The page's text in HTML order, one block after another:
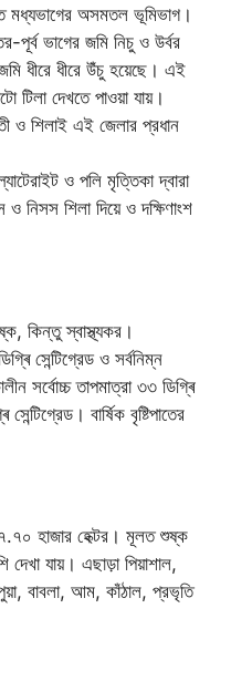
মধ্যভাগের অসমতল ভূমিভাগ।
পূর্ব ভাগের জমি নিচু ও উর্বর
ধীরে ধীরে উঁচু হয়েছে। এই
টিলা দেখতে পাওয়া যায়।
ও শিলাই এই জেলার প্রধান
ও পলি মৃত্তিকা দ্বারা
নিসস শিলা দিয়ে ও দক্ষিণাংশ
কিন্তু স্বাস্থ্যকর।
সেন্টিগ্রেড ও সর্বনিম্ন
সর্বোচ্চ তাপমাত্রা ৩৩ ডিগ্ৰি
বার্ষিক বৃষ্টিপাতের
হাজার হেক্টর। মূলত শুষ্ক
দেখা যায়। এছাড়া পিয়াশাল,
বাবলা, আম, কাঁঠাল, প্রভৃতি